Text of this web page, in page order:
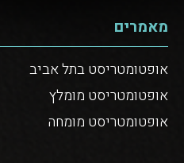
מאמרים
אופטומטריסט בתל אביב
אופטומטריסט מומלץ
אופטומטריסט מומחה